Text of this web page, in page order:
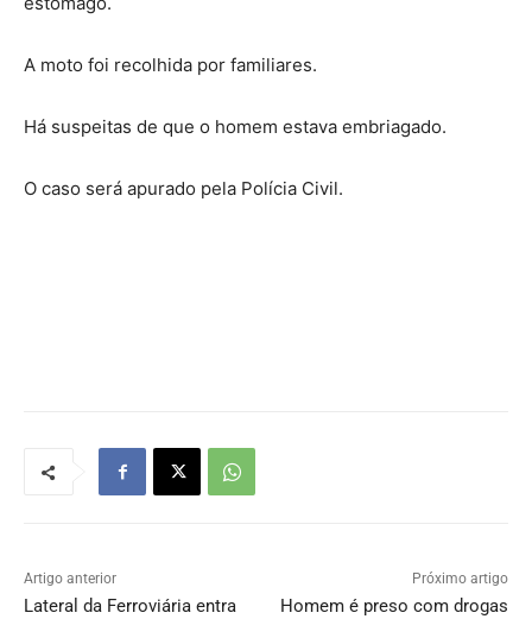
A moto foi recolhida por familiares.
Há suspeitas de que o homem estava embriagado.
O caso será apurado pela Polícia Civil.
Artigo anterior
Lateral da Ferroviária entra
Próximo artigo
Homem é preso com drogas